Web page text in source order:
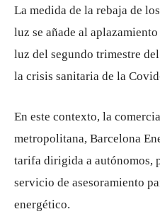
La medida de la rebaja de
luz se añade al
luz del segundo trimestre
la crisis sanitaria de la
En este contexto, la
metropolitana, Barcelona
tarifa dirigida a autónomos,
servicio de asesoramiento
energético.